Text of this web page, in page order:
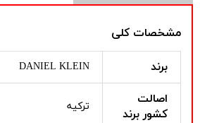
مشخصات کلی
برند DANIEL KLEIN
اصالت
کشور برند
ترکیه